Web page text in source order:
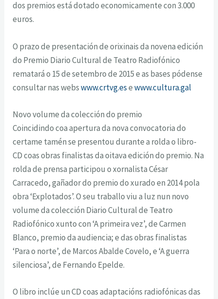
dos premios está dotado economicamente con 3.000
euros.
O prazo de presentación de orixinais da novena edición
do Premio Diario Cultural de Teatro Radiofónico
rematará o 15 de setembro de 2015 e as bases pódense
consultar nas webswww.crtvg.esewww.cultura.gal
Novo volume da colección do premio
Coincidindo coa apertura da nova convocatoria do
certame tamén se presentou durante a rolda o libro-
CD coas obras finalistas da oitava edición do premio. Na
rolda de prensa participou o xornalista César
Carracedo, gañador do premio do xurado en 2014 pola
obra ‘Explotados’. O seu traballo viu a luz nun novo
volume da colección Diario Cultural de Teatro
Radiofónico xunto con ‘A primeira vez’, de Carmen
Blanco, premio da audiencia; e das obras finalistas
‘Para o norte’, de Marcos Abalde Covelo, e ‘A guerra
silenciosa’, de Fernando Epelde.
O libro inclúe un CD coas adaptacións radiofónicas das